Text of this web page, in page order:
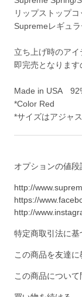
リップストップ
Supremeレギュラ
立ち上げ時のア
即完売となります
Made in USA
*Color Red
*サイズはアジャ
オプションの値段
http://
https://
http://
特定商取引法に基
この商品を友達に
この商品について